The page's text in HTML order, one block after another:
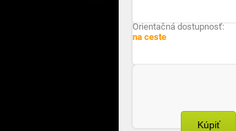
Orientačná dostupnosť:
na ceste
Kúpiť